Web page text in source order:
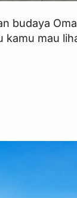
budaya
mau